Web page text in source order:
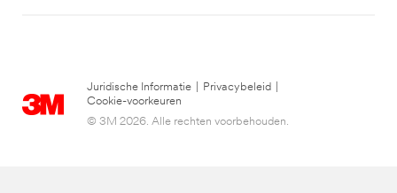
Juridische Informatie Privacybeleid
Cookie-voorkeuren
© 3M 2026. Alle rechten voorbehouden.